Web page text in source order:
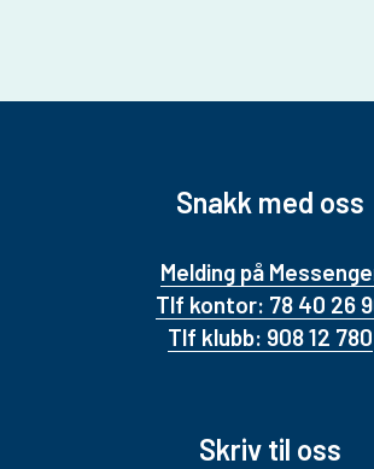
Snakk med oss
Melding på
Tlf kontor: 78 40 26
Tlf klubb: 908 12 780
Skriv til oss